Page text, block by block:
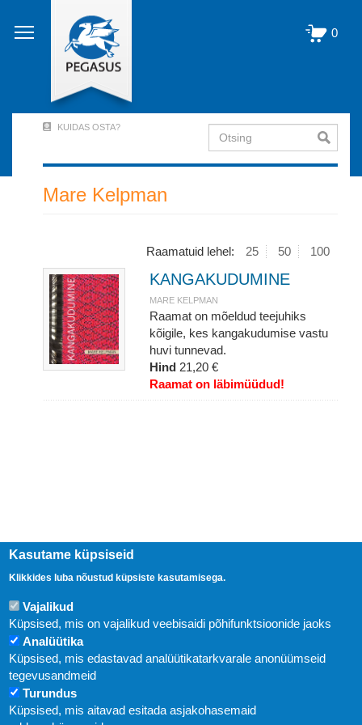
edasi
põhisisu
0
Account
Menu
KUIDAS OSTA? Otsing
Mare Kelpman
Raamatuid lehel: 25 50 100
KANGAKUDUMINE
MARE KELPMAN
Raamat on mõeldud teejuhiks
kõigile, kes kangakudumise vastu
huvi tunnevad.
Hind 21,20 €
Raamat on läbimüüdud!
Abi
KIRJASTUS PEGASUS OÜ © 2020
Paldiski mnt. 29 (A korpus VI korrus), Tallinn
Kasutame küpsiseid
Klikkides luba nõustud küpsiste kasutamisega.
Vajalikud
Küpsised, mis on vajalikud veebisaidi põhifunktsioonide jaoks
Analüütika
Küpsised, mis edastavad analüütikatarkvarale anonüümseid
tegevusandmeid
Turundus
Küpsised, mis aitavad esitada asjakohasemaid